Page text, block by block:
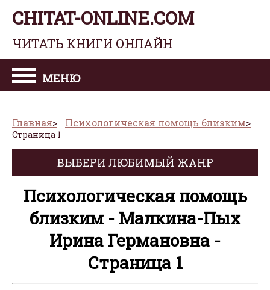
CHITAT-ONLINE.COM
ЧИТАТЬ КНИГИ ОНЛАЙН
МЕНЮ
Главная Психологическая помощь близким
Страница 1
ВЫБЕРИ ЛЮБИМЫЙ ЖАНР
Психологическая помощь
близким - Малкина-Пых
Ирина Германовна -
Страница 1